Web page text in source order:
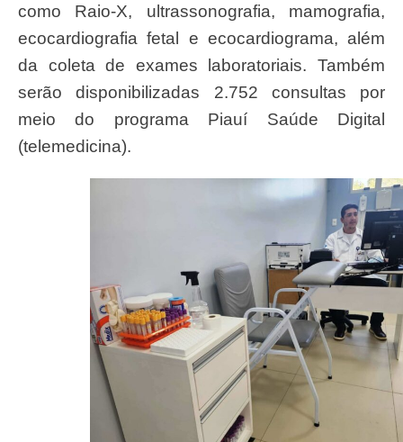
como Raio-X, ultrassonografia, mamografia,
ecocardiografia fetal e ecocardiograma, além
da coleta de exames laboratoriais. Também
serão disponibilizadas 2.752 consultas por
meio do programa Piauí Saúde Digital
(telemedicina).